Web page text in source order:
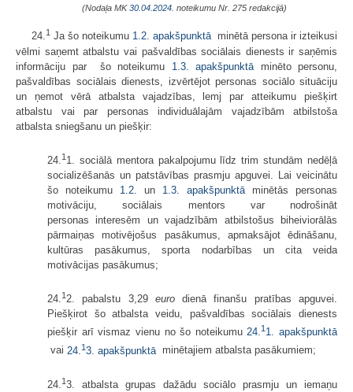
(Nodaļa MK30.04.2024. noteikumu Nr. 275 redakcijā)
24.1 Ja šo noteikumu 1.2. apakšpunktāminētā persona ir izteikusi
vēlmi saņemt atbalstu vai pašvaldības sociālais dienests ir saņēmis
informāciju par šo noteikumu 1.3. apakšpunktā minēto personu,
pašvaldības sociālais dienests, izvērtējot personas sociālo situāciju
un ņemot vērā atbalsta vajadzības, lemj par atteikumu piešķirt
atbalstu vai par personas individuālajām vajadzībām atbilstoša
atbalsta sniegšanu un piešķir:
24. 1 1. sociālā mentora pakalpojumu līdz trim stundām nedēļā
socializēšanās un patstāvības prasmju apguvei. Lai veicinātu
šo noteikumu 1.2. un 1.3. apakšpunktā minētās personas
motivāciju, sociālais mentors var nodrošināt
personas interesēm un vajadzībām atbilstošus biheiviorālās
pārmaiņas motivējošus pasākumus, apmaksājot ēdināšanu,
kultūras pasākumus, sporta nodarbības un cita veida
motivācijas pasākumus;
24.12. pabalstu 3,29 eurodienā finanšu pratības apguvei.
Piešķirot šo atbalsta veidu, pašvaldības sociālais dienests
piešķir arī vismaz vienu no šo noteikumu24.1 1. apakšpunktā
vai 24. 13. apakšpunktā ​​​​​​​ minētajiem atbalsta pasākumiem;
24.13. atbalsta grupas dažādu sociālo prasmju un iemaņu